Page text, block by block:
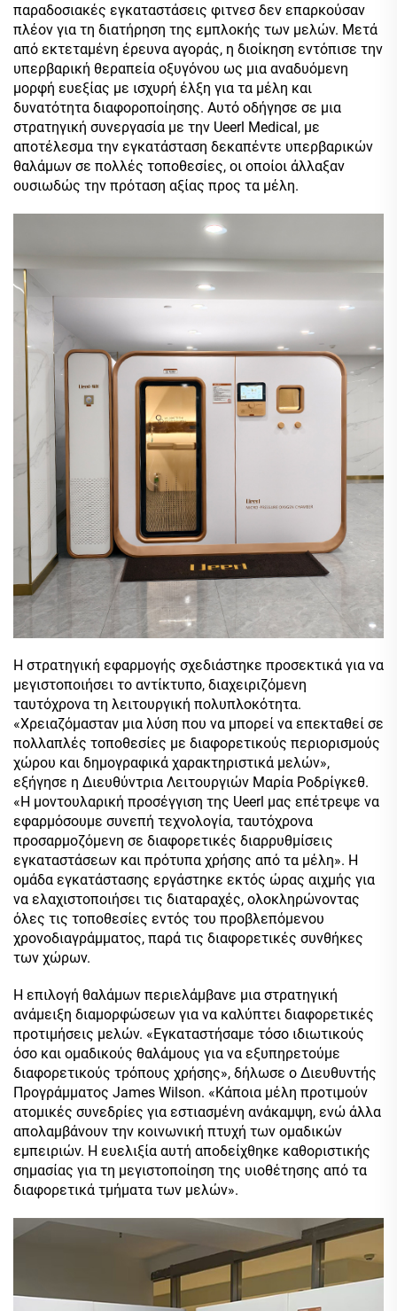
παραδοσιακές εγκαταστάσεις φιτνεσ δεν επαρκούσαν
πλέον για τη διατήρηση της εμπλοκής των μελών. Μετά
από εκτεταμένη έρευνα αγοράς, η διοίκηση εντόπισε την
υπερβαρική θεραπεία οξυγόνου ως μια αναδυόμενη
μορφή ευεξίας με ισχυρή έλξη για τα μέλη και
δυνατότητα διαφοροποίησης. Αυτό οδήγησε σε μια
στρατηγική συνεργασία με την Ueerl Medical, με
αποτέλεσμα την εγκατάσταση δεκαπέντε υπερβαρικών
θαλάμων σε πολλές τοποθεσίες, οι οποίοι άλλαξαν
ουσιωδώς την πρόταση αξίας προς τα μέλη.
Η στρατηγική εφαρμογής σχεδιάστηκε προσεκτικά για να
μεγιστοποιήσει το αντίκτυπο, διαχειριζόμενη
ταυτόχρονα τη λειτουργική πολυπλοκότητα.
«Χρειαζόμασταν μια λύση που να μπορεί να επεκταθεί σε
πολλαπλές τοποθεσίες με διαφορετικούς περιορισμούς
χώρου και δημογραφικά χαρακτηριστικά μελών»,
εξήγησε η Διευθύντρια Λειτουργιών Μαρία Ροδρίγκεθ.
«Η μοντουλαρική προσέγγιση της Ueerl μας επέτρεψε να
εφαρμόσουμε συνεπή τεχνολογία, ταυτόχρονα
προσαρμοζόμενη σε διαφορετικές διαρρυθμίσεις
εγκαταστάσεων και πρότυπα χρήσης από τα μέλη». Η
ομάδα εγκατάστασης εργάστηκε εκτός ώρας αιχμής για
να ελαχιστοποιήσει τις διαταραχές, ολοκληρώνοντας
όλες τις τοποθεσίες εντός του προβλεπόμενου
χρονοδιαγράμματος, παρά τις διαφορετικές συνθήκες
των χώρων.
Η επιλογή θαλάμων περιελάμβανε μια στρατηγική
ανάμειξη διαμορφώσεων για να καλύπτει διαφορετικές
προτιμήσεις μελών. «Εγκαταστήσαμε τόσο ιδιωτικούς
όσο και ομαδικούς θαλάμους για να εξυπηρετούμε
διαφορετικούς τρόπους χρήσης», δήλωσε ο Διευθυντής
Προγράμματος James Wilson. «Κάποια μέλη προτιμούν
ατομικές συνεδρίες για εστιασμένη ανάκαμψη, ενώ άλλα
απολαμβάνουν την κοινωνική πτυχή των ομαδικών
εμπειριών. Η ευελιξία αυτή αποδείχθηκε καθοριστικής
σημασίας για τη μεγιστοποίηση της υιοθέτησης από τα
διαφορετικά τμήματα των μελών».